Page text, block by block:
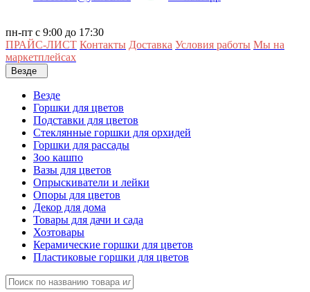
пн-пт с 9:00 до 17:30
ПРАЙС-ЛИСТ Контакты Доставка Условия работы Мы на
маркетплейсах
Везде
Везде
Горшки для цветов
Подставки для цветов
Стеклянные горшки для орхидей
Горшки для рассады
Зоо кашпо
Вазы для цветов
Опрыскиватели и лейки
Опоры для цветов
Декор для дома
Товары для дачи и сада
Хозтовары
Керамические горшки для цветов
Пластиковые горшки для цветов